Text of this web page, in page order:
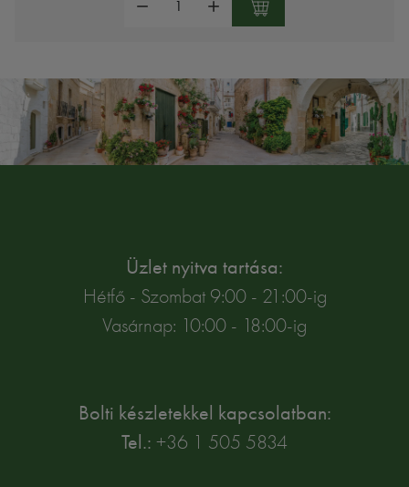
Üzlet nyitva tartása:
Hétfő - Szombat 9:00 - 21:00-ig
Vasárnap: 10:00 - 18:00-ig
Bolti készletekkel kapcsolatban:
Tel.: +36 1 505 5834